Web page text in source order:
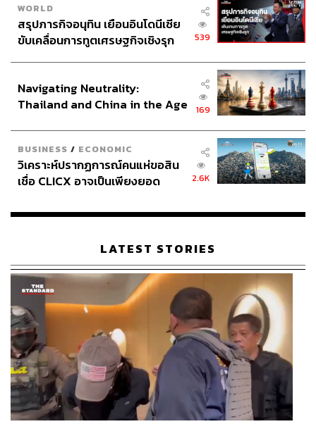
WORLD
สรุปภารกิจอนุทิน เยือนอินโดนีเซีย
ขับเคลื่อนการทูตเศรษฐกิจเชิงรุก
539
Navigating Neutrality:
Thailand and China in the Age
169
BUSINESS / ECONOMIC
วิเคราะห์ปรากฏการณ์คนแห่ขอสิน
เชื่อ CLICX อาจเป็นเพียงยอด
เรือนไทยที่ถูกซุกไว้
2.6K
LATEST STORIES